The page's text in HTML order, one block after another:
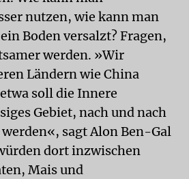
nutzen, wie kann man
Boden versalzt? Fragen,
werden. »Wir
Ländern wie China
soll die Innere
Gebiet, nach und nach
sagt Alon Ben-Gal
dort inzwischen
Mais und